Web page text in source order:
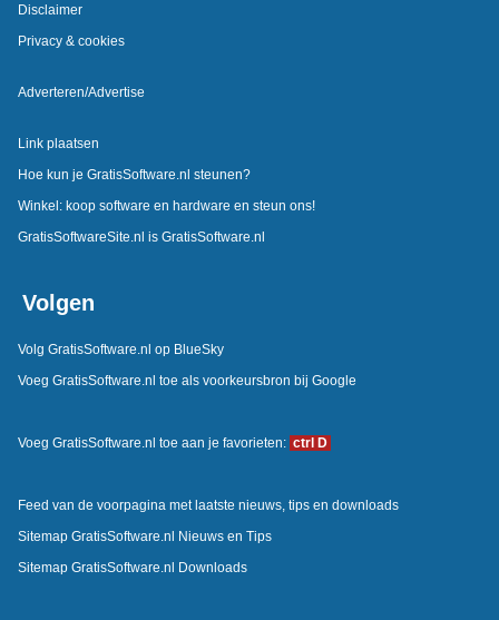
Disclaimer
Privacy & cookies
Adverteren/Advertise
Link plaatsen
Hoe kun je GratisSoftware.nl steunen?
Winkel: koop software en hardware en steun ons!
GratisSoftwareSite.nl is GratisSoftware.nl
Volgen
Volg GratisSoftware.nl op BlueSky
Voeg GratisSoftware.nl toe als voorkeursbron bij Google
Voeg GratisSoftware.nl toe aan je favorieten: ctrl D
Feed van de voorpagina met laatste nieuws, tips en downloads
Sitemap GratisSoftware.nl Nieuws en Tips
Sitemap GratisSoftware.nl Downloads